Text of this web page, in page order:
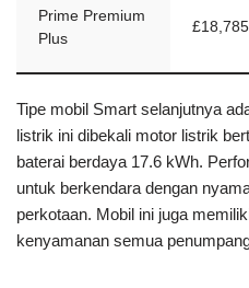
Prime Premium
Plus
Tipe mobil Smart selanjutnya
listrik ini dibekali motor listrik
baterai berdaya 17.6 kWh.
untuk berkendara dengan
perkotaan. Mobil ini juga
kenyamanan semua